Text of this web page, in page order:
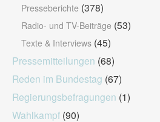
Presseberichte (378)
Radio- und TV-Beiträge (53)
Texte & Interviews (45)
Pressemitteilungen (68)
Reden im Bundestag (67)
Regierungsbefragungen (1)
Wahlkampf (90)